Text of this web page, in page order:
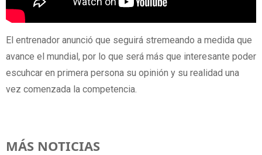
El entrenador anunció que seguirá stremeando a medida que
avance el mundial, por lo que será más que interesante poder
escuhcar en primera persona su opinión y su realidad una
vez comenzada la competencia.
MÁS NOTICIAS